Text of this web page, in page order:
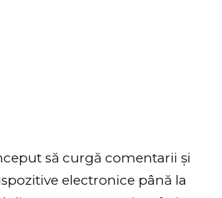
să curgă comentarii și
electronice până la